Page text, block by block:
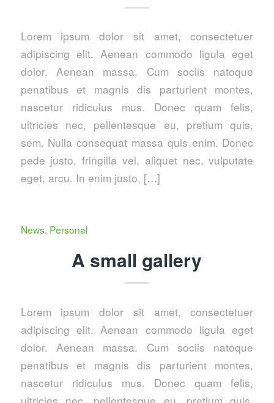
Lorem ipsum dolor sit amet, consectetuer
adipiscing elit. Aenean commodo ligula eget
dolor. Aenean massa. Cum sociis natoque
penatibus et magnis dis parturient montes,
nascetur ridiculus mus. Donec quam felis,
ultricies nec, pellentesque eu, pretium quis,
sem. Nulla consequat massa quis enim. Donec
pede justo, fringilla vel, aliquet nec, vulputate
eget, arcu. In enim justo, […]
News, Personal
A small gallery
Lorem ipsum dolor sit amet, consectetuer
adipiscing elit. Aenean commodo ligula eget
dolor. Aenean massa. Cum sociis natoque
penatibus et magnis dis parturient montes,
nascetur ridiculus mus. Donec quam felis,